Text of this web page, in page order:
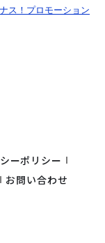
ス！プロモーション
ーポリシー
お問い合わせ